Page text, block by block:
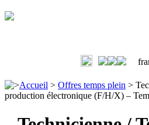
>Accueil > Offres temps plein >
production électronique (F/H/X) –